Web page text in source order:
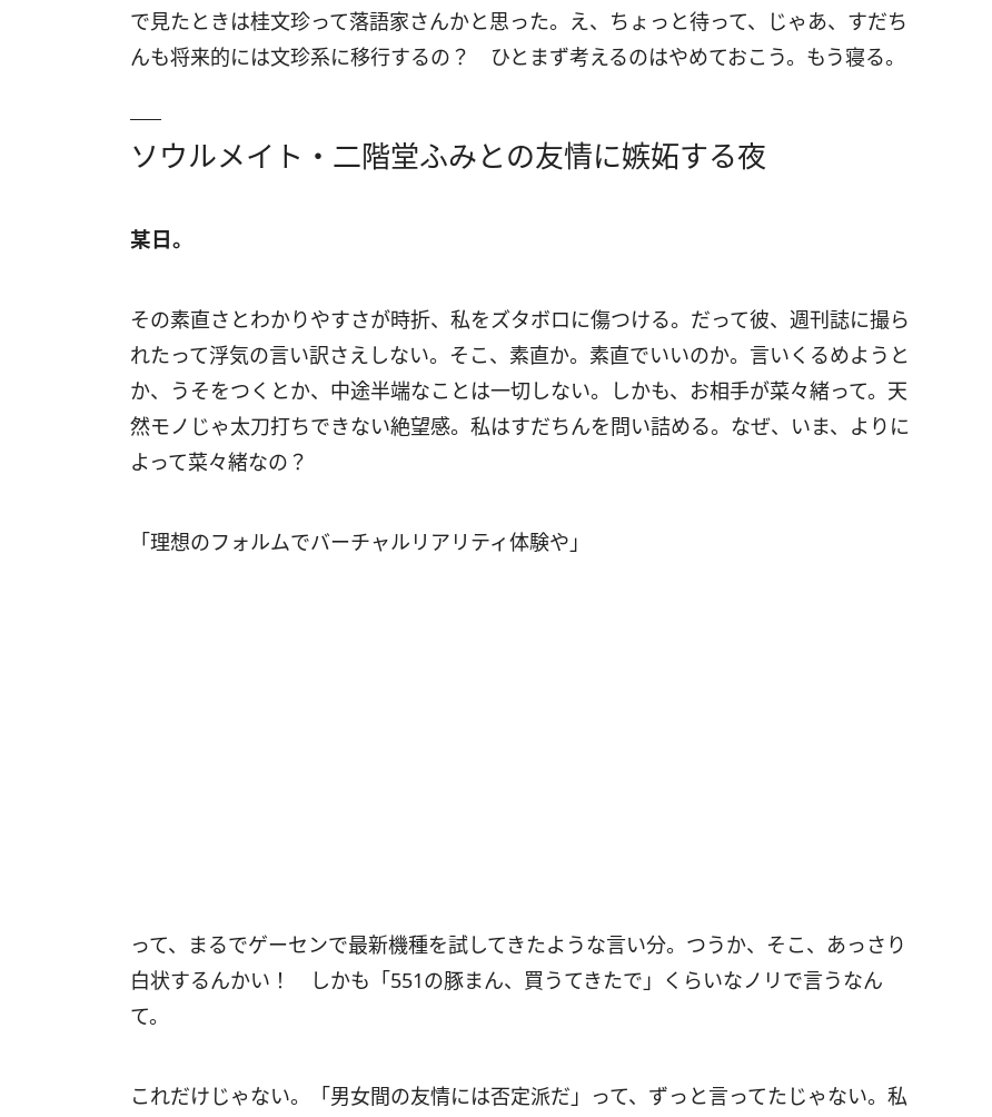
で見たときは桂文珍って落語家さんかと思った。え、ちょっと待って、じゃあ、すだち
んも将来的には文珍系に移行するの？ ひとまず考えるのはやめておこう。もう寝る。
ソウルメイト・二階堂ふみとの友情に嫉妬する夜
某日。
その素直さとわかりやすさが時折、私をズタボロに傷つける。だって彼、週刊誌に撮ら
れたって浮気の言い訳さえしない。そこ、素直か。素直でいいのか。言いくるめようと
か、うそをつくとか、中途半端なことは一切しない。しかも、お相手が菜々緒って。天
然モノじゃ太刀打ちできない絶望感。私はすだちんを問い詰める。なぜ、いま、よりに
よって菜々緒なの？
「理想のフォルムでバーチャルリアリティ体験や」
って、まるでゲーセンで最新機種を試してきたような言い分。つうか、そこ、あっさり
白状するんかい！ しかも「551の豚まん、買うてきたで」くらいなノリで言うなん
て。
これだけじゃない。「男女間の友情には否定派だ」って、ずっと言ってたじゃない。私